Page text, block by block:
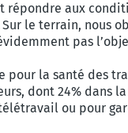
aux
le terrain, nous
pas
pour la santé des
dont 24% dans
ou pour